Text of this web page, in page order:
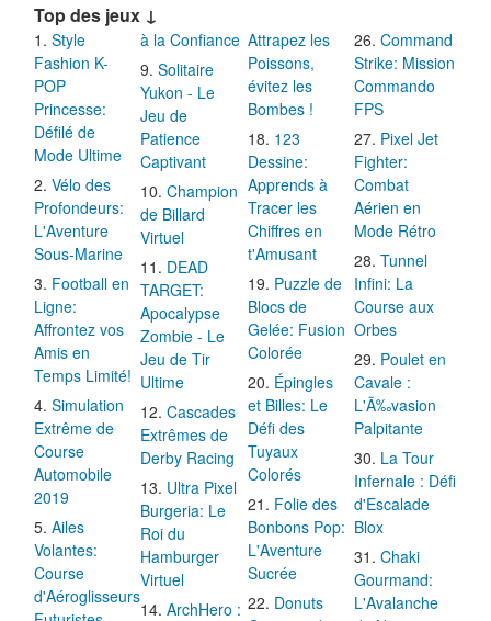
Top des jeux ↓
Style
Fashion K-
POP
Princesse:
Défilé de
Mode Ultime
Vélo des
Profondeurs:
L'Aventure
Sous-Marine
Football en
Ligne:
Affrontez vos
Amis en
Temps Limité!
Simulation
Extrême de
Course
Automobile
2019
Ailes
Volantes:
Course
d'Aéroglisseurs
à la Confiance
Solitaire
Yukon - Le
Jeu de
Patience
Captivant
Champion
de Billard
Virtuel
DEAD
TARGET:
Apocalypse
Zombie - Le
Jeu de Tir
Ultime
Cascades
Extrêmes de
Derby Racing
Ultra Pixel
Burgeria: Le
Roi du
Hamburger
Virtuel
ArchHero :
Attrapez les
Poissons,
évitez les
Bombes !
123
Dessine:
Apprends à
Tracer les
Chiffres en
t'Amusant
Puzzle de
Blocs de
Gelée: Fusion
Colorée
Épingles
et Billes: Le
Défi des
Tuyaux
Colorés
Folie des
Bonbons Pop:
L'Aventure
Sucrée
Donuts
Command
Strike: Mission
Commando
FPS
Pixel Jet
Fighter:
Combat
Aérien en
Mode Rétro
Tunnel
Infini: La
Course aux
Orbes
Poulet en
Cavale :
L'Ã‰vasion
Palpitante
La Tour
Infernale : Défi
d'Escalade
Blox
Chaki
Gourmand:
L'Avalanche